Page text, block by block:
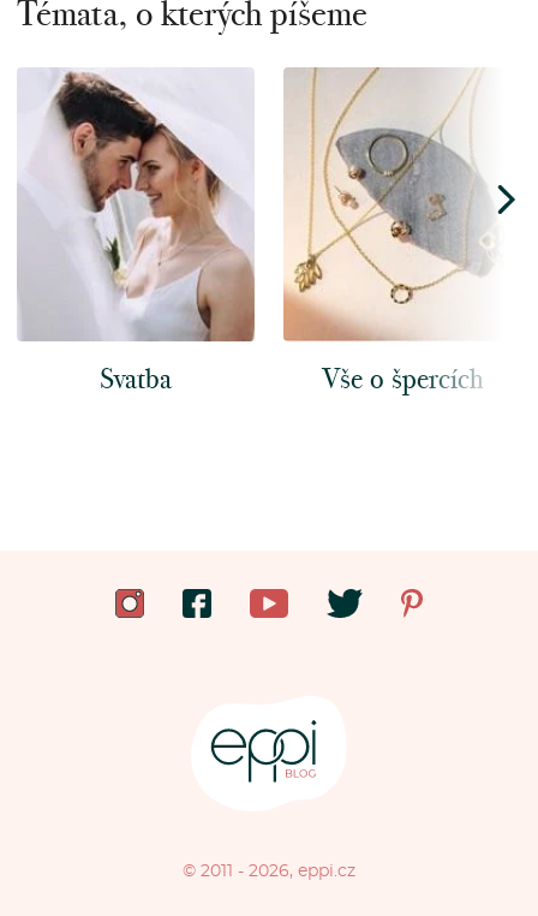
Témata, o kterých píšeme
Svatba Vše o špercích
© 2011 - 2026, eppi.cz